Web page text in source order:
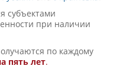
субъектами
при наличии
по каждому
пять лет.